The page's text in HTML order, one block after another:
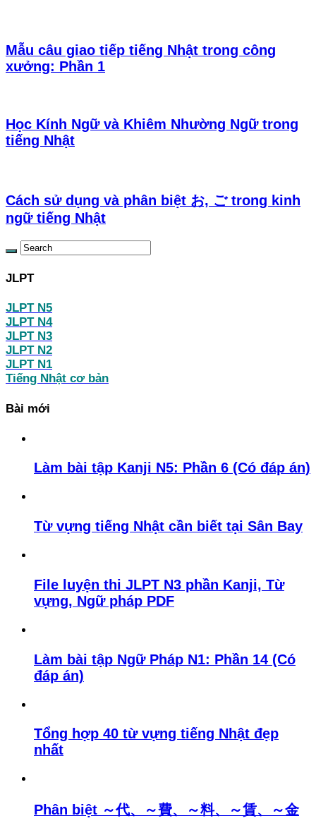
Mẫu câu giao tiếp tiếng Nhật trong công
xưởng: Phần 1
Học Kính Ngữ và Khiêm Nhường Ngữ trong
tiếng Nhật
Cách sử dụng và phân biệt お, ご trong kinh
ngữ tiếng Nhật
JLPT
JLPT N5
JLPT N4
JLPT N3
JLPT N2
JLPT N1
Tiếng Nhật cơ bản
Bài mới
Làm bài tập Kanji N5: Phần 6 (Có đáp án)
Từ vựng tiếng Nhật cần biết tại Sân Bay
File luyện thi JLPT N3 phần Kanji, Từ
vựng, Ngữ pháp PDF
Làm bài tập Ngữ Pháp N1: Phần 14 (Có
đáp án)
Tổng hợp 40 từ vựng tiếng Nhật đẹp
nhất
Phân biệt ～代、～費、～料、～賃、～金